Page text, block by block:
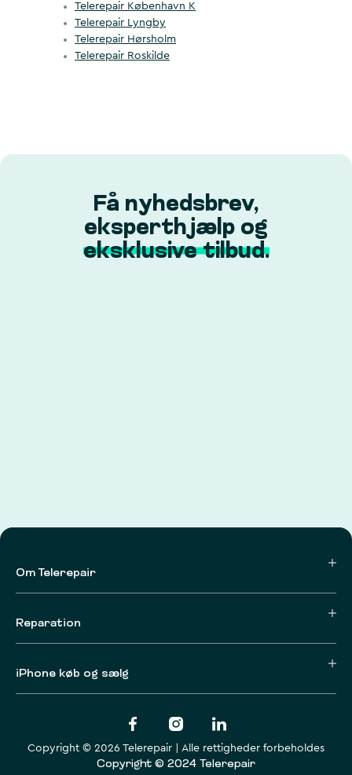
Telerepair København K
Telerepair Lyngby
Telerepair Hørsholm
Telerepair Roskilde
Få nyhedsbrev,
eksperthjælp og
eksklusive tilbud.
Om Telerepair
Reparation
iPhone køb og sælg
Copyright © 2026 Telerepair | Alle rettigheder forbeholdes
Copyright © 2024 Telerepair